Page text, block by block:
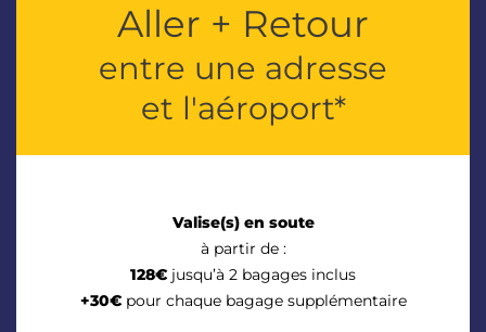
Aller + Retour
entre une adresse
et l'aéroport*
Valise(s) en soute
à partir de :
128€jusqu’à 2 bagages inclus
+30€pour chaque bagage supplémentaire